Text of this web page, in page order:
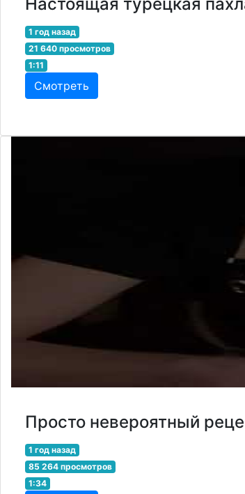
1 год назад
21 640 просмотров
1:11
Смотреть
Просто невероятный
1 год назад
85 264 просмотров
1:34